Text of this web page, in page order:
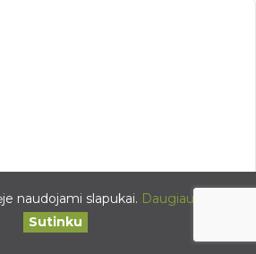
naudojami slapukai. Daugiau
Sutinku